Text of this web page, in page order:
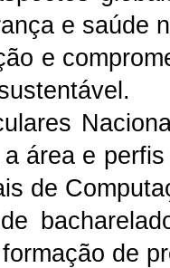
e saúde
e
área e
de
de